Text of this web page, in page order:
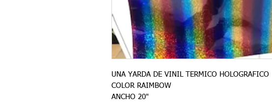
UNA YARDA DE VINIL TERMICO HOLOGRAFICO
COLOR RAIMBOW
ANCHO 20"